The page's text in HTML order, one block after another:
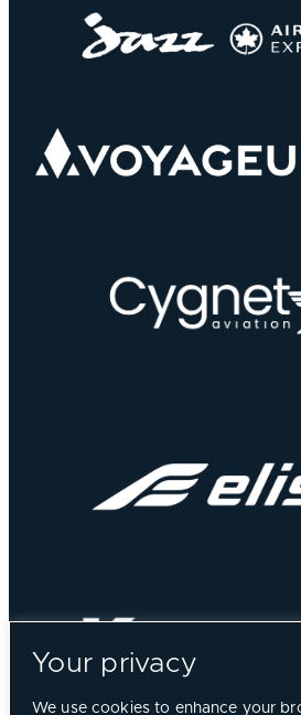
Your privacy
We use cookies to enhance your